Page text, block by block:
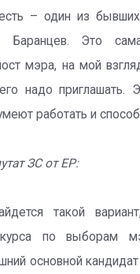
– один из бывших
Баранцев. Это
мэра, на мой
надо приглашать.
работать и
ЗС от ЕР:
такой
по выборам
основной